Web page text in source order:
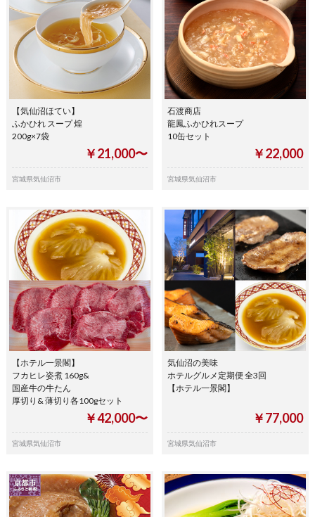
【気仙沼ほてい】
ふかひれ スープ 煌
200g×7袋
￥21,000〜
宮城県気仙沼市
石渡商店
龍鳳ふかひれスープ
10缶セット
￥22,000
宮城県気仙沼市
【ホテル一景閣】
フカヒレ姿煮 160g&
国産牛の牛たん
厚切り& 薄切り各100gセット
￥42,000〜
宮城県気仙沼市
気仙沼の美味
ホテルグルメ定期便 全3回
【ホテル一景閣】
￥77,000
宮城県気仙沼市